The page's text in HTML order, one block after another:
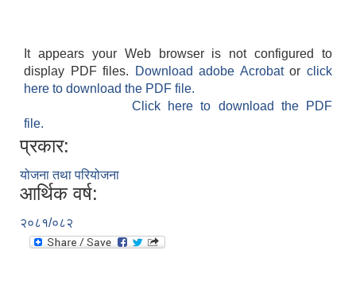
It appears your Web browser is not configured to
display PDF files.
Download adobe Acrobatorclick
here to download the PDF file.
Click here to download the PDF
file.
प्रकार:
योजना तथा परियोजना
आर्थिक वर्ष:
२०८१/०८२